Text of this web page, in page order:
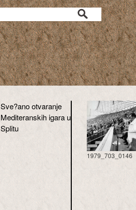
Sve?ano otvaranje
Mediteranskih igara u
Splitu
1979_703_0146